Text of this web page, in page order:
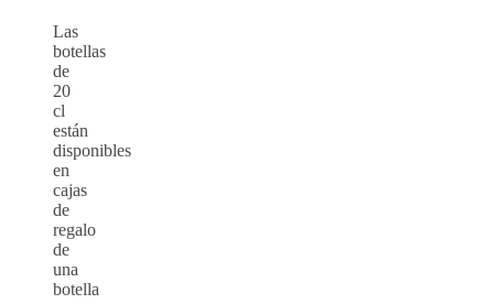
Las
botellas
de
20
cl
están
disponibles
en
cajas
de
regalo
de
una
botella